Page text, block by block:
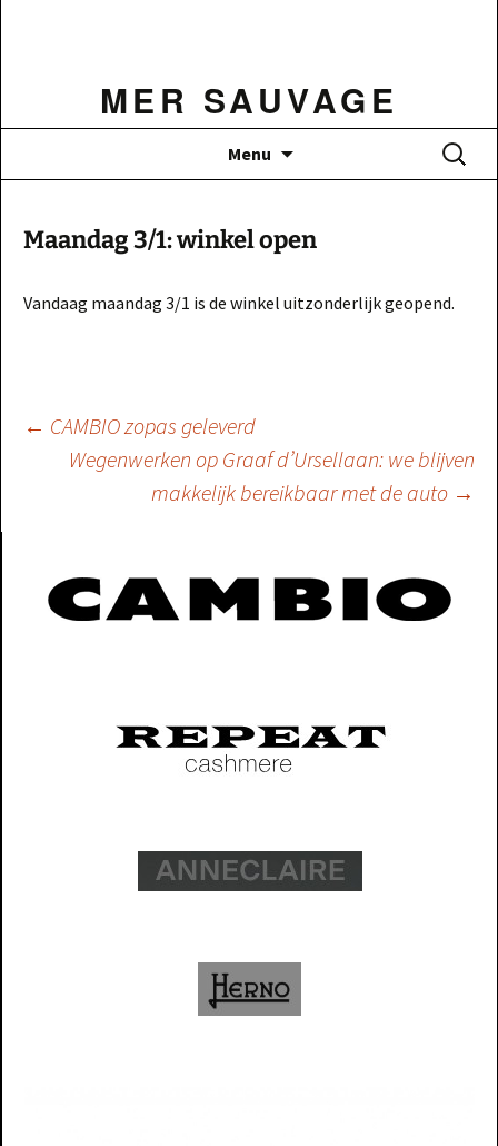
MER SAUVAGE
Menu
Zoeken
naar:
Maandag 3/1: winkel open
Vandaag maandag 3/1 is de winkel uitzonderlijk geopend.
Berichtnavigatie
← CAMBIO zopas geleverd
Wegenwerken op Graaf d’Ursellaan: we blijven
makkelijk bereikbaar met de auto →